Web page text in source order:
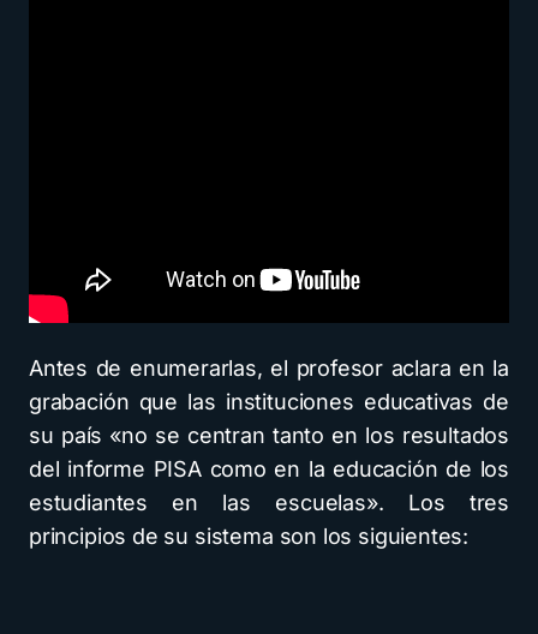
Antes de enumerarlas, el profesor aclara en la
grabación que las instituciones educativas de
su país «no se centran tanto en los resultados
del informe PISA como en la educación de los
estudiantes en las escuelas». Los tres
principios de su sistema son los siguientes: